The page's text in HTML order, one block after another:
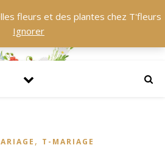
, T-MARIAGE
fleurs et des plantes chez T'fleurs
Ignorer